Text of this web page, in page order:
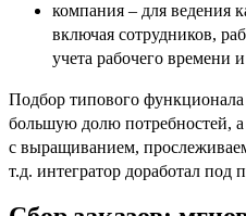
компания – для ведения
включая сотрудников,
учета рабочего времени
Подбор типового
большую долю потребностей,
с выращиванием,
т.д. интегратор доработал под